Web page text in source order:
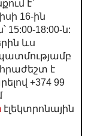
է՝
16-ին
15:00-18:00-ն:
ևս
է
+374 99
էլեկտրոնային